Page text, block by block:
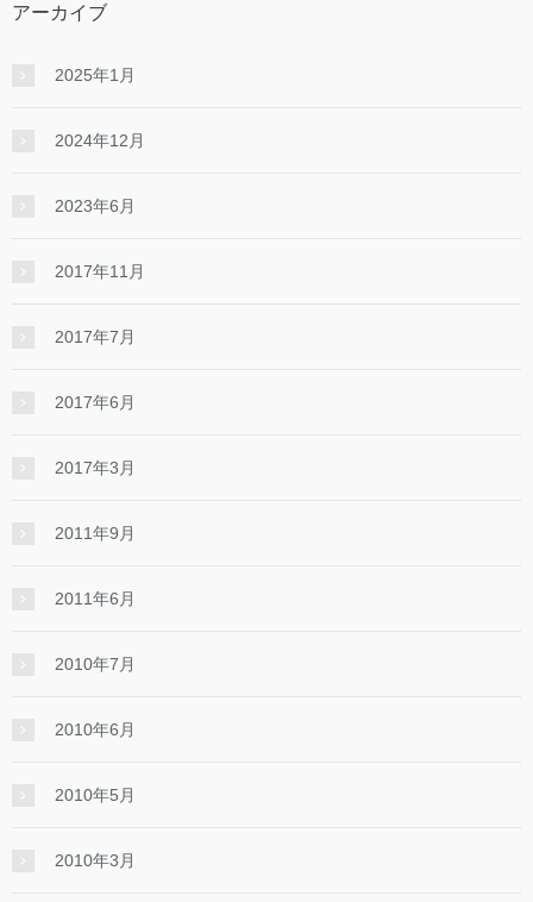
アーカイブ
2025年1月
2024年12月
2023年6月
2017年11月
2017年7月
2017年6月
2017年3月
2011年9月
2011年6月
2010年7月
2010年6月
2010年5月
2010年3月